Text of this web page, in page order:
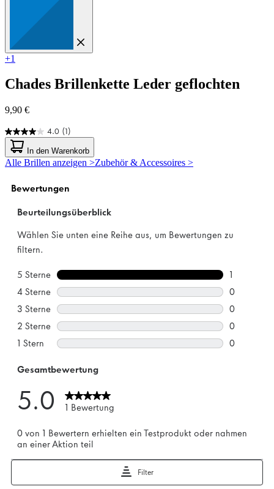
+1
Chades Brillenkette Leder geflochten
9,90 €
4.0 (1)
4.0
von
5
Sternen.
Bewertung
In den Warenkorb
Alle Brillen anzeigen >Zubehör & Accessoires >